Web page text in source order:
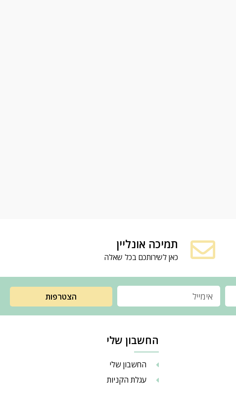
תמיכה אונליין
כאן לשירותכם בכל שאלה
הצטרפות
החשבון שלי
החשבון שלי
עגלת הקניות